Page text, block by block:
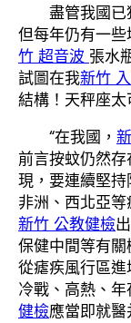
盡管我國已
但每年仍有一
竹 超音波 張水
試圖在我新竹
結構！天秤座太
“在我國，
前言按蚊仍然
現，要連續堅
非洲、西北亞等
新竹 公教健檢
保健中間等有關
從瘧疾風行區
冷戰、高熱、年
健檢應當即就醫